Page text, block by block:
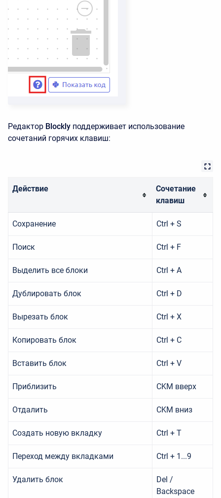
Редактор Blockly поддерживает использование
сочетаний горячих клавиш:
Действие
Сочетание
клавиш
Сохранение Ctrl + S
Поиск Ctrl + F
Выделить все блоки Ctrl + A
Дублировать блок Ctrl + D
Вырезать блок Ctrl + X
Копировать блок Ctrl + C
Вставить блок Ctrl + V
Приблизить CKM вверх
Отдалить CKM вниз
Создать новую вкладку Ctrl + T
Переход между вкладками Ctrl + 1...9
Удалить блок
Del /
Backspace